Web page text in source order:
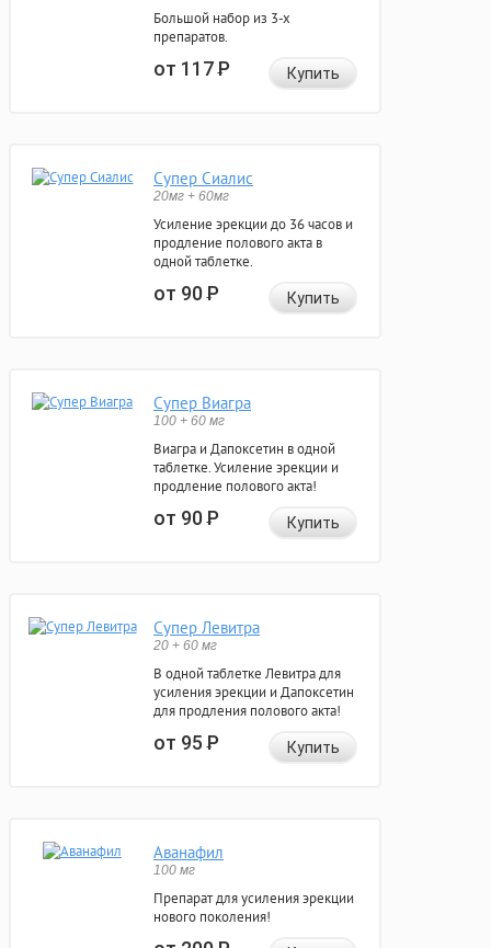
Большой набор из 3-х
препаратов.
от 117Р Купить
Супер Сиалис
20мг + 60мг
Усиление эрекции до 36 часов и
продление полового акта в
одной таблетке.
от 90Р Купить
Супер Виагра
100 + 60 мг
Виагра и Дапоксетин в одной
таблетке. Усиление эрекции и
продление полового акта!
от 90Р Купить
Супер Левитра
20 + 60 мг
В одной таблетке Левитра для
усиления эрекции и Дапоксетин
для продления полового акта!
от 95Р Купить
Аванафил
100 мг
Препарат для усиления эрекции
нового поколения!